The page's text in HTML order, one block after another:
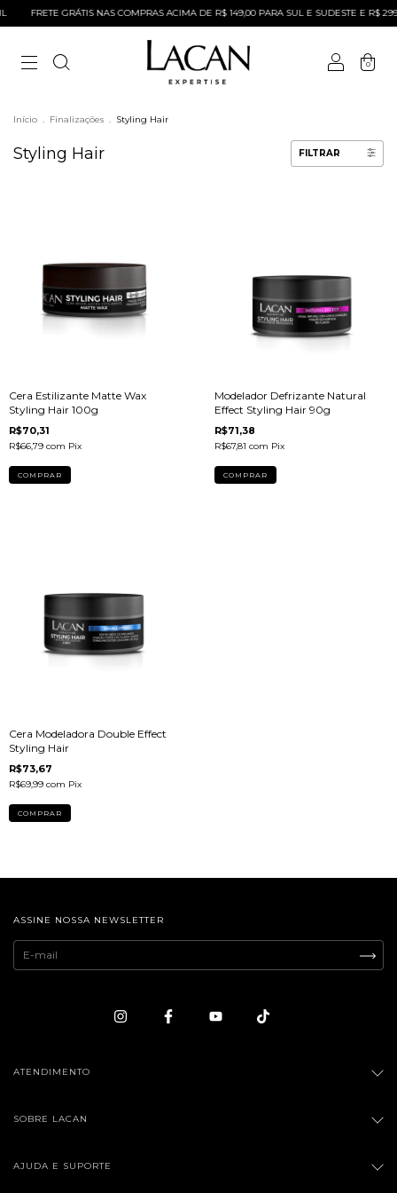
FRETE GRÁTIS NAS COMPRAS ACIMA DE R$ 149,00 PARA SUL E SUDESTE E R$
0
Início . Finalizações . Styling Hair
Styling Hair FILTRAR
Cera Estilizante Matte Wax
Styling Hair 100g
R$70,31
R$66,79 com Pix
Modelador Defrizante Natural
Effect Styling Hair 90g
R$71,38
R$67,81 com Pix
Cera Modeladora Double Effect
Styling Hair
R$73,67
R$69,99 com Pix
ASSINE NOSSA NEWSLETTER
ATENDIMENTO
SOBRE LACAN
AJUDA E SUPORTE